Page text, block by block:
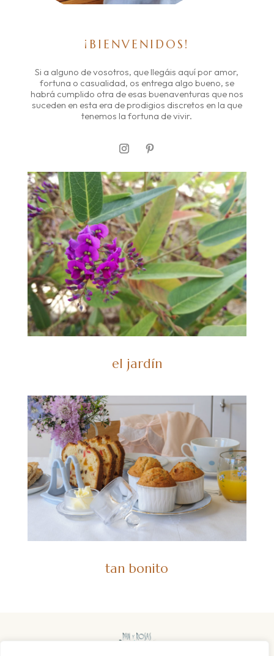
¡BIENVENIDOS!
Si a alguno de vosotros, que llegáis aquí por amor,
fortuna o casualidad, os entrega algo bueno, se
habrá cumplido otra de esas buenaventuras que nos
suceden en esta era de prodigios discretos en la que
tenemos la fortuna de vivir.
el jardín
tan bonito